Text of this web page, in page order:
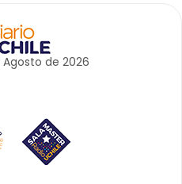
Agosto de 2026